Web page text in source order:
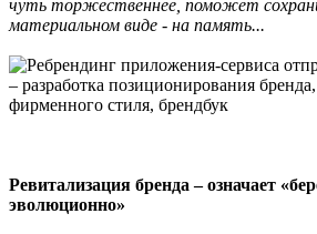
чуть торжественнее, поможет
материальном виде - на память...
Ревитализация бренда – означает
эволюционно»